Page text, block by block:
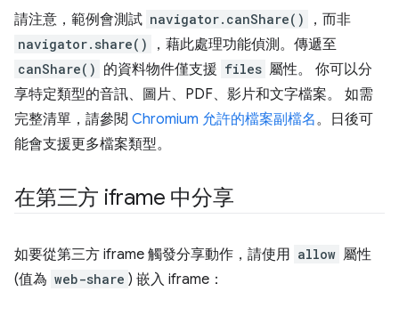
請注意，範例會測試 navigator.canShare() ，而非
navigator.share() ，藉此處理功能偵測。傳遞至
canShare() 的資料物件僅支援 files 屬性。 你可以分
享特定類型的音訊、圖片、PDF、影片和文字檔案。 如需
完整清單，請參閱 Chromium 允許的檔案副檔名。日後可
能會支援更多檔案類型。
在第三方 iframe 中分享
如要從第三方 iframe 觸發分享動作，請使用 allow 屬性
(值為 web-share ) 嵌入 iframe：